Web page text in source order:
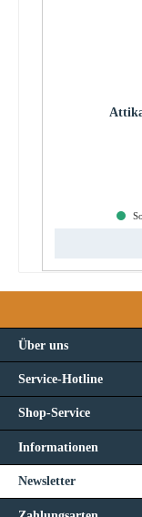
Über uns
Service-Hotline
Shop-Service
Informationen
Newsletter